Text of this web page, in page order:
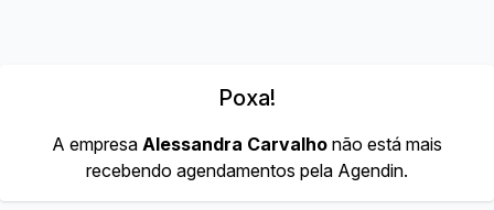
Poxa!
A empresa Alessandra Carvalho não está mais
recebendo agendamentos pela Agendin.